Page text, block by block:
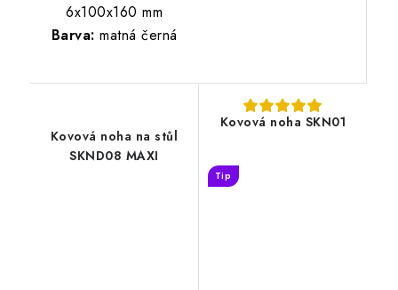
6x100x160 mm
Barva: matná černá
Kovová noha na stůl
SKND08 MAXI
Kovová noha SKN01
Tip